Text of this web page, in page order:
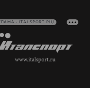
• ITALSPORT.RU/